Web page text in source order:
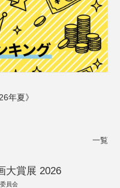
年夏》
一覧
大賞展 2026
員会